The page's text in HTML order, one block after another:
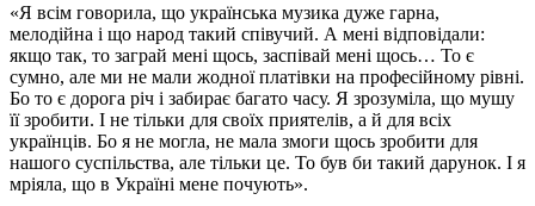
«Я всім говорила, що українська музика дуже гарна,
мелодійна і що народ такий співучий. А мені відповідали:
якщо так, то заграй мені щось, заспівай мені щось… То є
сумно, але ми не мали жодної платівки на професійному рівні.
Бо то є дорога річ і забирає багато часу. Я зрозуміла, що мушу
її зробити. І не тільки для своїх приятелів, а й для всіх
українців. Бо я не могла, не мала змоги щось зробити для
нашого суспільства, але тільки це. То був би такий дарунок. І я
мріяла, що в Україні мене почують».